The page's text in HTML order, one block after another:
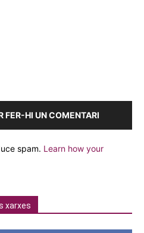
FER-HI UN COMENTARI
spam. Learn how your
xarxes